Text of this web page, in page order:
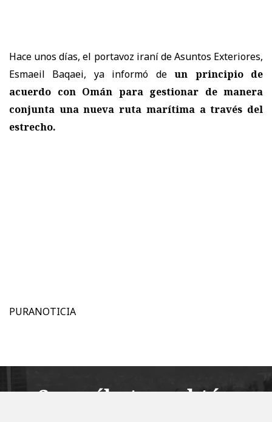
Hace unos días, el portavoz iraní de Asuntos Exteriores,
Esmaeil Baqaei, ya informó deun principio de
acuerdo con Omán para gestionar de manera
conjunta una nueva ruta marítima a través del
estrecho.
PURANOTICIA